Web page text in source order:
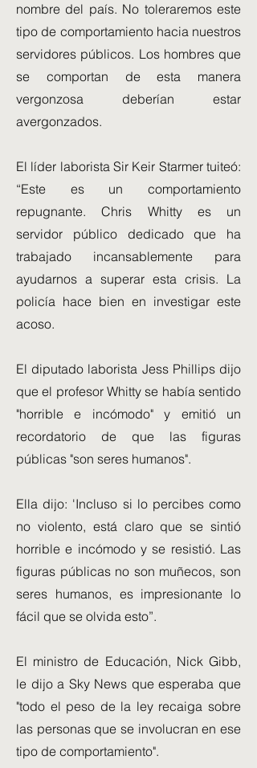
nombre del país. No toleraremos este
tipo de comportamiento hacia nuestros
servidores públicos. Los hombres que
se comportan de esta manera
vergonzosa deberían estar
avergonzados.
El líder laborista Sir Keir Starmer tuiteó:
“Este es un comportamiento
repugnante. Chris Whitty es un
servidor público dedicado que ha
trabajado incansablemente para
ayudarnos a superar esta crisis. La
policía hace bien en investigar este
acoso.
El diputado laborista Jess Phillips dijo
que el profesor Whitty se había sentido
"horrible e incómodo" y emitió un
recordatorio de que las figuras
públicas "son seres humanos".
Ella dijo: 'Incluso si lo percibes como
no violento, está claro que se sintió
horrible e incómodo y se resistió. Las
figuras públicas no son muñecos, son
seres humanos, es impresionante lo
fácil que se olvida esto”.
El ministro de Educación, Nick Gibb,
le dijo a Sky News que esperaba que
"todo el peso de la ley recaiga sobre
las personas que se involucran en ese
tipo de comportamiento".